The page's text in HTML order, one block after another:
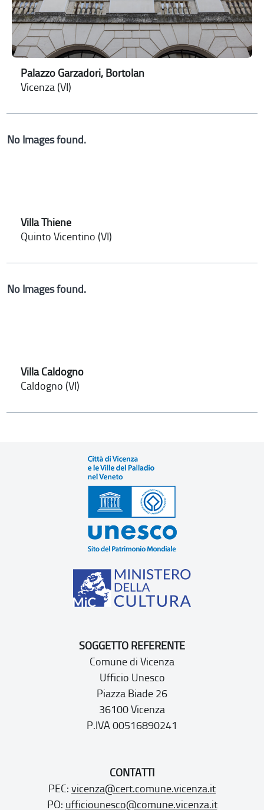
Palazzo Garzadori, Bortolan
Vicenza (VI)
No Images found.
Villa Thiene
Quinto Vicentino (VI)
No Images found.
Villa Caldogno
Caldogno (VI)
SOGGETTO REFERENTE
Comune di Vicenza
Ufficio Unesco
Piazza Biade 26
36100 Vicenza
P.IVA 00516890241
CONTATTI
PEC: vicenza@cert.comune.vicenza.it
PO: ufficiounesco@comune.vicenza.it